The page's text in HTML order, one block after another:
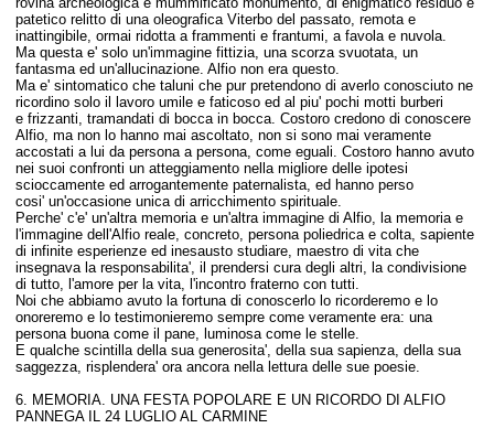
patetico relitto di una oleografica Viterbo del passato, remota e
inattingibile, ormai ridotta a frammenti e frantumi, a favola e nuvola.
Ma questa e' solo un'immagine fittizia, una scorza svuotata, un
fantasma ed un'allucinazione. Alfio non era questo.
Mae' sintomatico che taluni che pur pretendono di averlo conosciuto ne
ricordino solo il lavoro umile e faticoso ed al piu' pochi motti burberi
e frizzanti, tramandati di bocca in bocca. Costoro credono di conoscere
Alfio, ma non lo hanno mai ascoltato, non si sono mai veramente
accostati a lui da persona a persona, come eguali. Costoro hanno avuto
nei suoi confronti un atteggiamento nella migliore delle ipotesi
scioccamente ed arrogantemente paternalista, ed hanno perso
cosi' un'occasione unica di arricchimento spirituale.
Perche' c'e' un'altra memoria e un'altra immagine di Alfio, la memoria e
l'immagine dell'Alfio reale, concreto, persona poliedrica e colta, sapiente
di infinite esperienze ed inesausto studiare, maestro di vita che
insegnava la responsabilita', il prendersi cura degli altri, la condivisione
di tutto, l'amore per la vita, l'incontro fraterno con tutti.
Noi che abbiamo avuto la fortuna di conoscerlo lo ricorderemo e lo
onoreremo e lo testimonieremo sempre come veramente era: una
persona buona come il pane, luminosa come le stelle.
E qualche scintilla della sua generosita', della sua sapienza, della sua
saggezza, risplendera' ora ancora nella lettura delle sue poesie.
6. MEMORIA. UNA FESTA POPOLARE E UN RICORDO DI ALFIO
PANNEGA IL 24 LUGLIO AL CARMINE